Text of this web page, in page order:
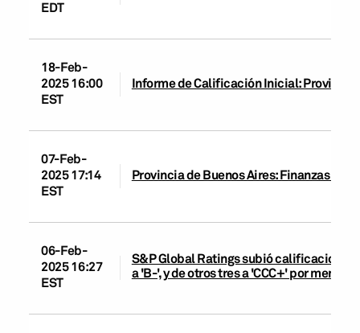
EDT
18-Feb-
2025 16:00
EST
Informe de Calificación Inicial: Provincia
07-Feb-
2025 17:14
EST
Provincia de Buenos Aires: Finanzas
06-Feb-
2025 16:27
EST
S&P Global Ratings subió
a 'B-', y de otros tres a 'CCC+' por